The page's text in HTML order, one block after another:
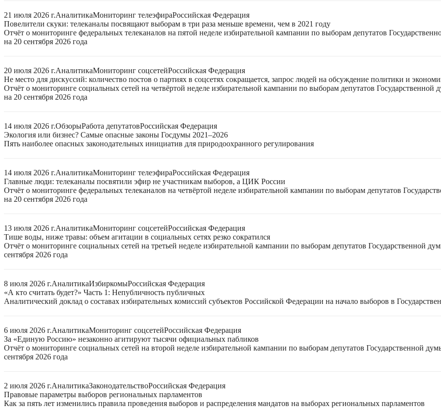
21 июля 2026 г.АналитикаМониторинг телеэфираРоссийская Федерация
Повелители скуки: телеканалы посвящают выборам в три раза меньше времени, чем в 2021 году
Отчёт о мониторинге федеральных телеканалов на пятой неделе избирательной кампании по выборам депутатов
на 20 сентября 2026 года
20 июля 2026 г.АналитикаМониторинг соцсетейРоссийская Федерация
Не место для дискуссий: количество постов о партиях в соцсетях сокращается, запрос людей на обсуждение политики и
Отчёт о мониторинге социальных сетей на четвёртой неделе избирательной кампании по выборам депутатов
на 20 сентября 2026 года
14 июля 2026 г.ОбзорыРабота депутатовРоссийская Федерация
Экология или бизнес? Самые опасные законы Госдумы 2021–2026
Пять наиболее опасных законодательных инициатив для природоохранного регулирования
14 июля 2026 г.АналитикаМониторинг телеэфираРоссийская Федерация
Главные люди: телеканалы посвятили эфир не участникам выборов, а ЦИК России
Отчёт о мониторинге федеральных телеканалов на четвёртой неделе избирательной кампании по выборам депутатов
на 20 сентября 2026 года
13 июля 2026 г.АналитикаМониторинг соцсетейРоссийская Федерация
Тише воды, ниже травы: объем агитации в социальных сетях резко сократился
Отчёт о мониторинге социальных сетей на третьей неделе избирательной кампании по выборам депутатов Государственной
сентября 2026 года
8 июля 2026 г.АналитикаИзбиркомыРоссийская Федерация
«А кто считать будет?» Часть 1: Непубличность публичных
Аналитический доклад о составах избирательных комиссий субъектов Российской Федерации на начало выборов в
6 июля 2026 г.АналитикаМониторинг соцсетейРоссийская Федерация
За «Единую Россию» незаконно агитируют тысячи официальных пабликов
Отчёт о мониторинге социальных сетей на второй неделе избирательной кампании по выборам депутатов Государственной
сентября 2026 года
2 июля 2026 г.АналитикаЗаконодательствоРоссийская Федерация
Правовые параметры выборов региональных парламентов
Как за пять лет изменились правила проведения выборов и распределения мандатов на выборах региональных парламентов